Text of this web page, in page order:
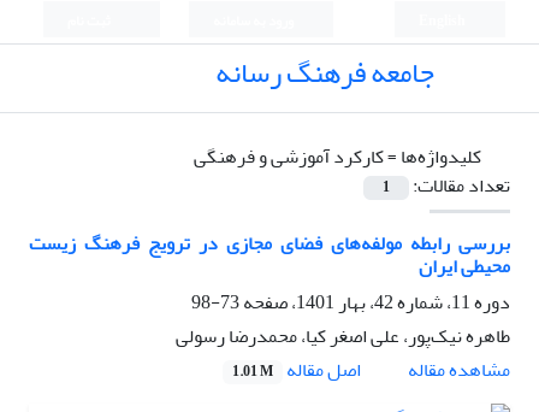
جامعه فرهنگ رسانه
کلیدواژه‌ها =کارکرد آموزشی و فرهنگی
تعداد مقالات:
1
بررسی رابطه مولفه‌های فضای مجازی در ترویج فرهنگ زیست
محیطی ایران
دوره 11، شماره 42، بهار 1401، صفحه
73-98
طاهره نیک‌پور، علی اصغر کیا، محمدرضا رسولی
مشاهده مقاله
اصل مقاله 1.01 M